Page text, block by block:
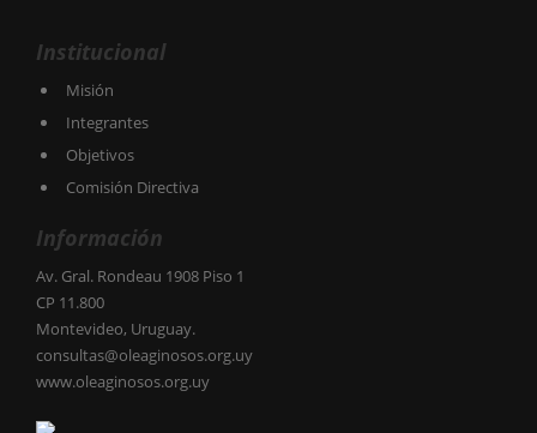
Institucional
Misión
Integrantes
Objetivos
Comisión Directiva
Información
Av. Gral. Rondeau 1908 Piso 1
CP 11.800
Montevideo, Uruguay.
consultas@oleaginosos.org.uy
www.oleaginosos.org.uy